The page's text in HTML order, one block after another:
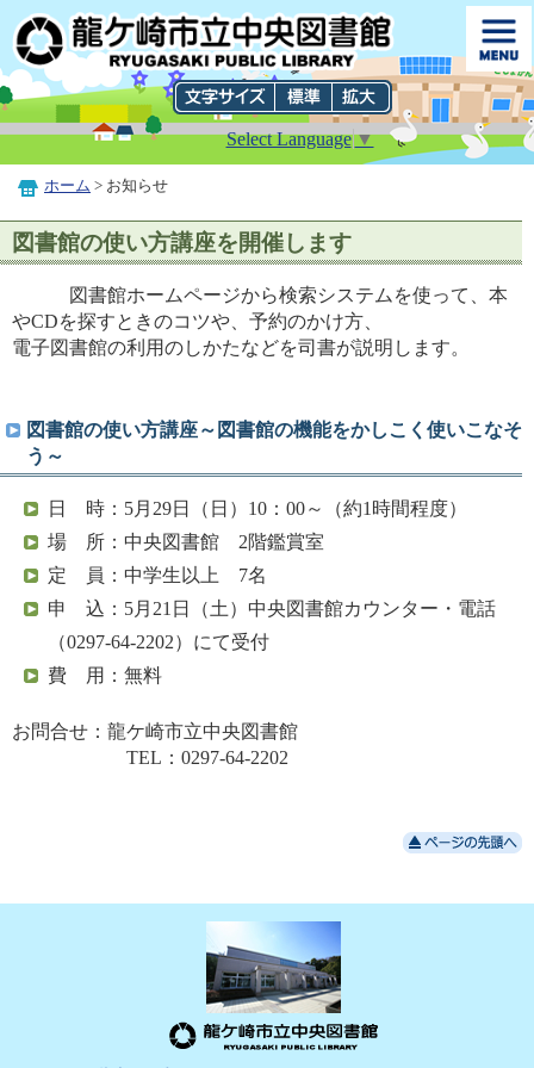
Select Language▼
ホーム > お知らせ
図書館の使い方講座を開催します
図書館ホームページから検索システムを使って、本
やCDを探すときのコツや、予約のかけ方、
電子図書館の利用のしかたなどを司書が説明します。
図書館の使い方講座～図書館の機能をかしこく使いこなそ
う～
日 時：5月29日（日）10：00～（約1時間程度）
場 所：中央図書館 2階鑑賞室
定 員：中学生以上 7名
申 込：5月21日（土）中央図書館カウンター・電話
（0297-64-2202）にて受付
費 用：無料
お問合せ：龍ケ崎市立中央図書館
TEL：0297-64-2202